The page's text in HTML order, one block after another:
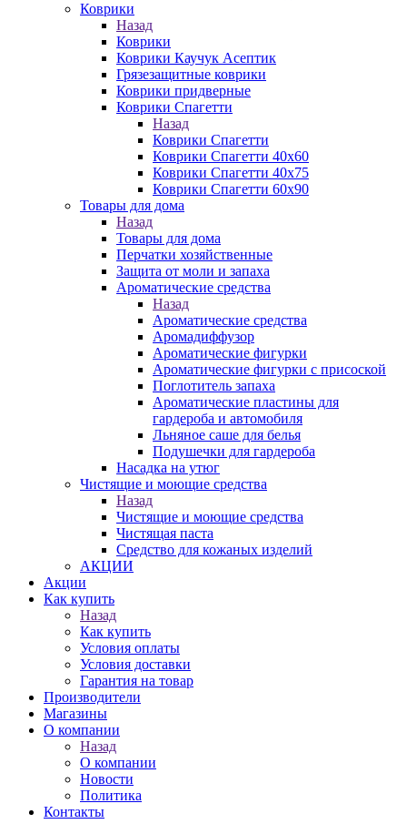
Коврики
Назад
Коврики
Коврики Каучук Асептик
Грязезащитные коврики
Коврики придверные
Коврики Спагетти
Назад
Коврики Спагетти
Коврики Спагетти 40х60
Коврики Спагетти 40х75
Коврики Спагетти 60х90
Товары для дома
Назад
Товары для дома
Перчатки хозяйственные
Защита от моли и запаха
Ароматические средства
Назад
Ароматические средства
Аромадиффузор
Ароматические фигурки
Ароматические фигурки с присоской
Поглотитель запаха
Ароматические пластины для
гардероба и автомобиля
Льняное саше для белья
Подушечки для гардероба
Насадка на утюг
Чистящие и моющие средства
Назад
Чистящие и моющие средства
Чистящая паста
Средство для кожаных изделий
АКЦИИ
Акции
Как купить
Назад
Как купить
Условия оплаты
Условия доставки
Гарантия на товар
Производители
Магазины
О компании
Назад
О компании
Новости
Политика
Контакты